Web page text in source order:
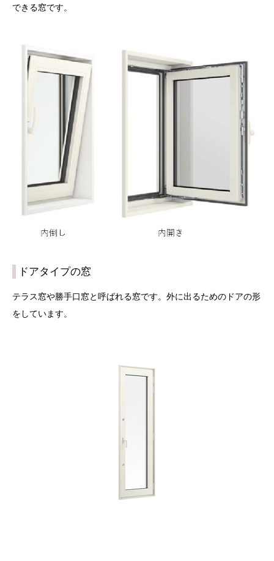
できる窓です。
ドアタイプの窓
テラス窓や勝手口窓と呼ばれる窓です。外に出るためのドアの形
をしています。